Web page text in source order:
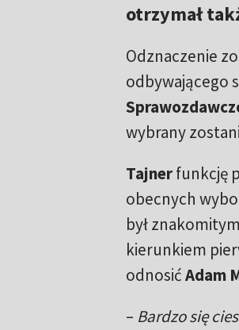
otrzymał
Odznaczenie
odbywającego
wybrany
Tajnerfunkcję
obecnych
był
kierunkiem
odnosićAdam
– Bardzo się